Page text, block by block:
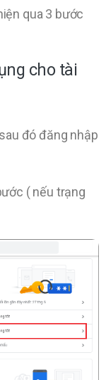
qua 3 bước
cho tài
đó đăng nhập
( nếu trạng